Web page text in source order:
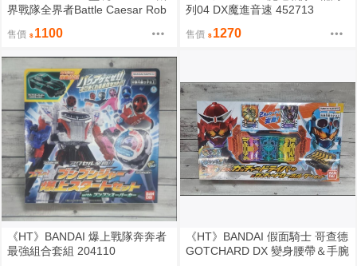
界戰隊全界者Battle Caesar Rob
售價 1100
列04 DX魔進音速 452713
售價 1270
《HT》BANDAI 爆上戰隊奔奔者
最強組合套組 204110
《HT》BANDAI 假面騎士 哥查德
GOTCHARD DX 變身腰帶＆手腕